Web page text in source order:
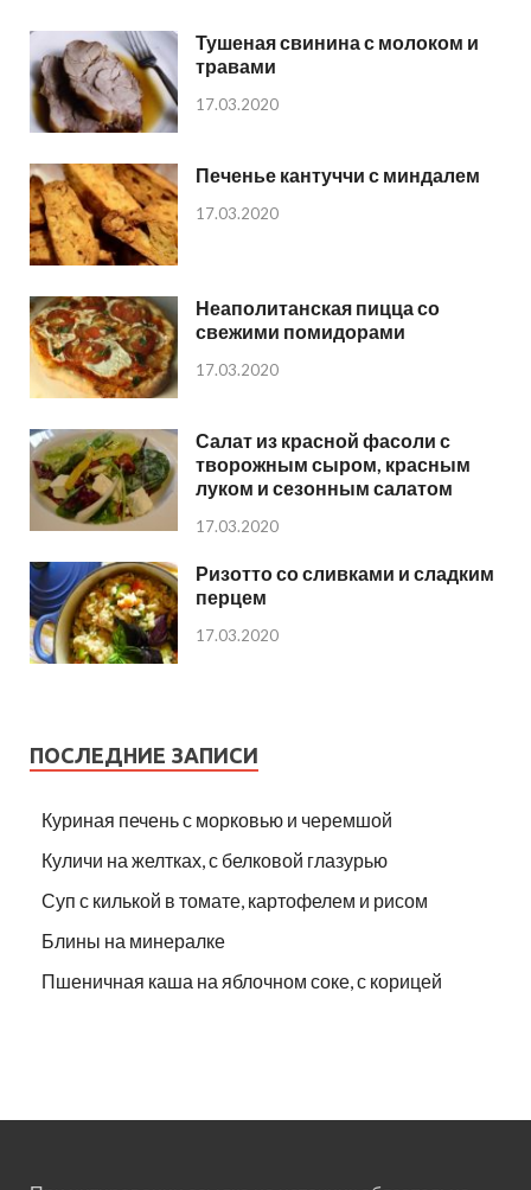
Тушеная свинина с молоком и
травами
17.03.2020
Печенье кантуччи с миндалем
17.03.2020
Неаполитанская пицца со
свежими помидорами
17.03.2020
Салат из красной фасоли с
творожным сыром, красным
луком и сезонным салатом
17.03.2020
Ризотто со сливками и сладким
перцем
17.03.2020
ПОСЛЕДНИЕ ЗАПИСИ
Куриная печень с морковью и черемшой
Куличи на желтках, с белковой глазурью
Суп с килькой в томате, картофелем и рисом
Блины на минералке
Пшеничная каша на яблочном соке, с корицей